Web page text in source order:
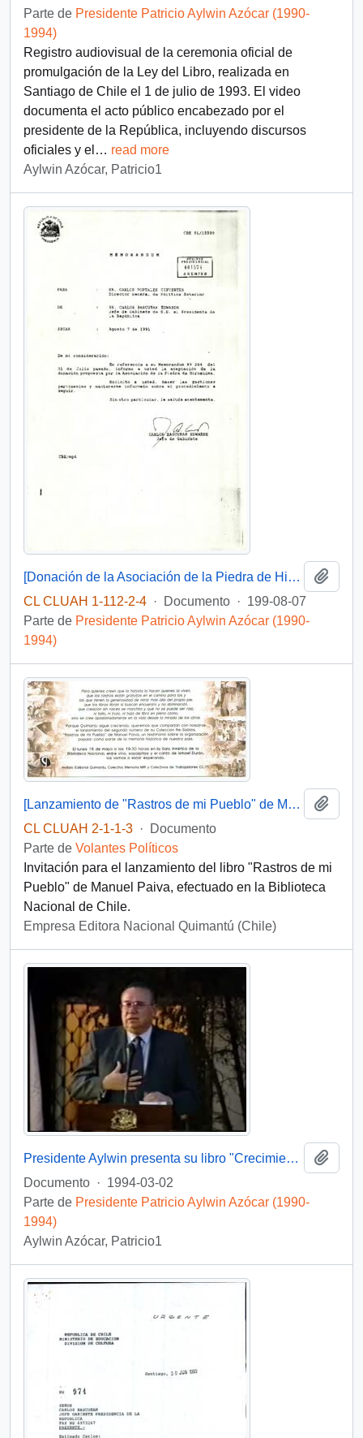
Parte de Presidente Patricio Aylwin Azócar (1990-
1994)
Registro audiovisual de la ceremonia oficial de
promulgación de la Ley del Libro, realizada en
Santiago de Chile el 1 de julio de 1993. El video
documenta el acto público encabezado por el
presidente de la República, incluyendo discursos
oficiales y el … read more
Aylwin Azócar, Patricio1
[Donación de la Asociación de la Piedra de Hiroshima]
CL CLUAH 1-112-2-4 · Documento · 199-08-07
Parte de Presidente Patricio Aylwin Azócar (1990-
1994)
[Lanzamiento de "Rastros de mi Pueblo" de Manuel Paiva]
CL CLUAH 2-1-1-3 ·
Documento
Parte de Volantes Políticos
Invitación para el lanzamiento del libro "Rastros de mi
Pueblo" de Manuel Paiva, efectuado en la Biblioteca
Nacional de Chile.
Empresa Editora Nacional Quimantú (Chile)
Presidente Aylwin presenta su libro "Crecimiento con equidad": video
Documento · 1994-03-02
Parte de Presidente Patricio Aylwin Azócar (1990-
1994)
Aylwin Azócar, Patricio1